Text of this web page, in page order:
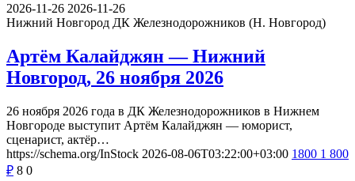
2026-11-26 2026-11-26
Нижний Новгород ДК Железнодорожников (Н. Новгород)
Артём Калайджян — Нижний
Новгород, 26 ноября 2026
26 ноября 2026 года в ДК Железнодорожников в Нижнем
Новгороде выступит Артём Калайджян — юморист,
сценарист, актёр…
https://schema.org/InStock 2026-08-06T03:22:00+03:00 1800 1 800
₽ 8 0